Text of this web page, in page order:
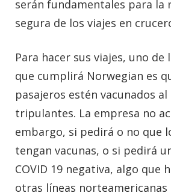
serán fundamentales para la
segura de los viajes en
Para hacer sus viajes, uno
que cumplirá Norwegian es
pasajeros estén vacunados
tripulantes. La empresa no
embargo, si pedirá o no que
tengan vacunas, o si pedirá
COVID 19 negativa, algo que
otras líneas norteamericanas